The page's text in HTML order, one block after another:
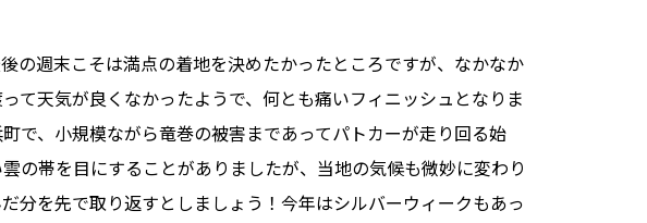
の週末こそは満点の着地を決めたかったところですが、なかなか
て天気が良くなかったようで、何とも痛いフィニッシュとなりま
で、小規模ながら竜巻の被害まであってパトカーが走り回る始
の帯を目にすることがありましたが、当地の気候も微妙に変わり
分を先で取り返すとしましょう！今年はシルバーウィークもあっ